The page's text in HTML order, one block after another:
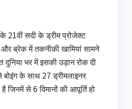
21वीं सदी के ड्रीम प्रोजेक्ट
और ब्रेक में तकनीकी खामियां सामने
भर में इसकी उड़ान रोक दी
बोइंग के साथ 27 ड्रीमलाइनर
है जिनमें से 6 विमानों की आपूर्ति हो